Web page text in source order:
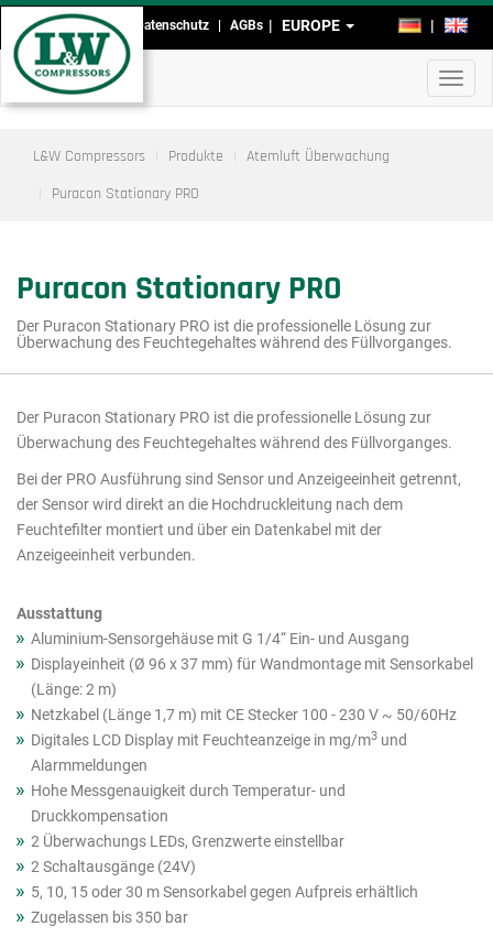
Direkt
zum
Inhalt
DE EN
EUROPE
Kopf-
und
Fußmenü
Impressum Datenschutz AGBs
L&W Compressors Produkte
Atemluft Überwachung
Puracon Stationary PRO
Puracon Stationary PRO
Der Puracon Stationary PRO ist die professionelle Lösung zur
Überwachung des Feuchtegehaltes während des Füllvorganges.
Hauptmenü
Ausschnitt
Produkte
Der Puracon Stationary PRO ist die professionelle Lösung zur
Überwachung des Feuchtegehaltes während des Füllvorganges.
Bei der PRO Ausführung sind Sensor und Anzeigeeinheit getrennt,
der Sensor wird direkt an die Hochdruckleitung nach dem
Feuchtefilter montiert und über ein Datenkabel mit der
Anzeigeeinheit verbunden.
Ausstattung
Aluminium-Sensorgehäuse mit G 1/4“ Ein- und Ausgang
Displayeinheit (Ø 96 x 37 mm) für Wandmontage mit Sensorkabel
(Länge: 2 m)
Netzkabel (Länge 1,7 m) mit CE Stecker 100 - 230 V ~ 50/60Hz
Digitales LCD Display mit Feuchteanzeige in mg/m3 und
Alarmmeldungen
Hohe Messgenauigkeit durch Temperatur- und
Druckkompensation
2 Überwachungs LEDs, Grenzwerte einstellbar
2 Schaltausgänge (24V)
5, 10, 15 oder 30 m Sensorkabel gegen Aufpreis erhältlich
Zugelassen bis 350 bar